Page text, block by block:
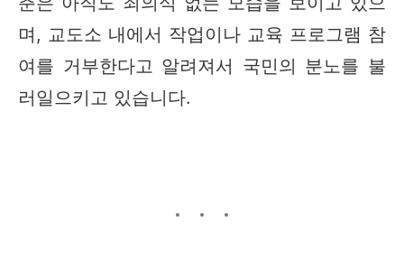
며, 교도소 내에서 작업이나 교육 프로그램 참
여를 거부한다고 알려져서 국민의 분노를 불
러일으키고 있습니다.